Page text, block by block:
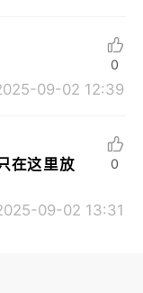
09-02 12:39
0
在这里放
09-02 13:31
0